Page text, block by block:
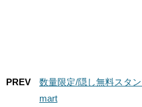
PREV
数量限定/隠し無料スタ
mart